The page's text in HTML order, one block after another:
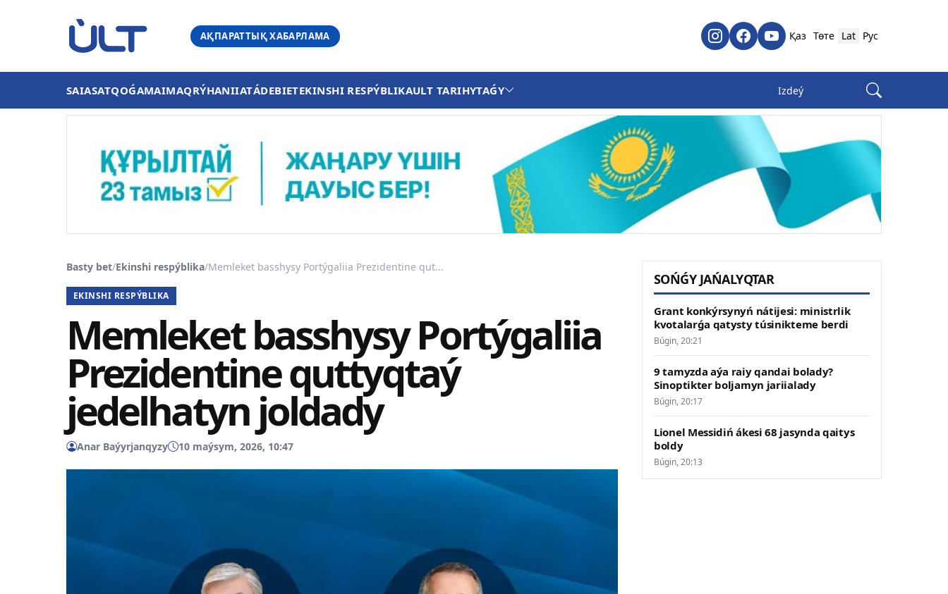
АҚПАРАТТЫҚ ХАБАРЛАМА Қаз Төте Lat Рус
SAIASATQOǴAMAIMAQRÝHANIIATÁDEBIETEKINSHI RESPÝBLIKAULT TARIHYTAǴY
Basty bet/Ekinshi respýblika/Memleket basshysy Portýgaliia Prezidentine qut...
EKINSHI RESPÝBLIKA
Memleket basshysy Portýgaliia
Prezidentine quttyqtaý
jedelhatyn joldady
Anar Baýyrjanqyzy 10 maýsym, 2026, 10:47
SOŃǴY JAŃALYQTAR
Grant konkýrsynyń nátijesi: ministrlik
kvotalarǵa qatysty túsinikteme berdi
Búgin, 20:21
9 tamyzda aýa raiy qandai bolady?
Sinoptikter boljamyn jariialady
Búgin, 20:17
Lionel Messidiń ákesi 68 jasynda qaitys
boldy
Búgin, 20:13